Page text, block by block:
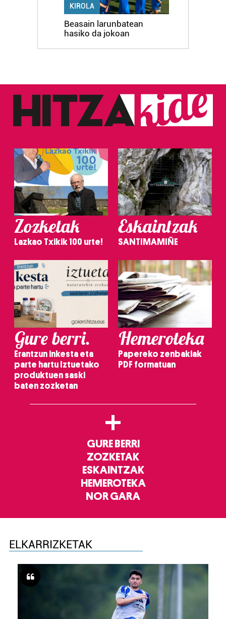
KIROLA
Beasain larunbatean
hasiko da jokoan
Zozketak
Lazkao Txikik 100 urte!
Eskaintzak
SANTIMAMIÑE
Gure berri.
Erantzun inkesta eta
parte hartu Iztuetako
produktuen saski
baten zozketan
Hemeroteka
Papereko zenbakiak
PDF formatuan
+
GURE BERRI
ZOZKETAK
ESKAINTZAK
HEMEROTEKA
NOR GARA
ELKARRIZKETAK